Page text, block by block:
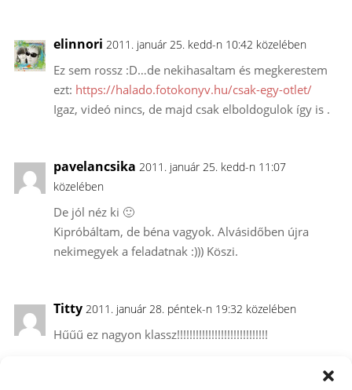
elinnori 2011. január 25. kedd-n 10:42 közelében
Ez sem rossz :D…de nekihasaltam és megkerestem
ezt: https://halado.fotokonyv.hu/csak-egy-otlet/
Igaz, videó nincs, de majd csak elboldogulok így is .
pavelancsika 2011. január 25. kedd-n 11:07
közelében
De jól néz ki 🙂
Kipróbáltam, de béna vagyok. Alvásidőben újra
nekimegyek a feladatnak :))) Köszi.
Titty 2011. január 28. péntek-n 19:32 közelében
Hűűű ez nagyon klassz!!!!!!!!!!!!!!!!!!!!!!!!!!!!!